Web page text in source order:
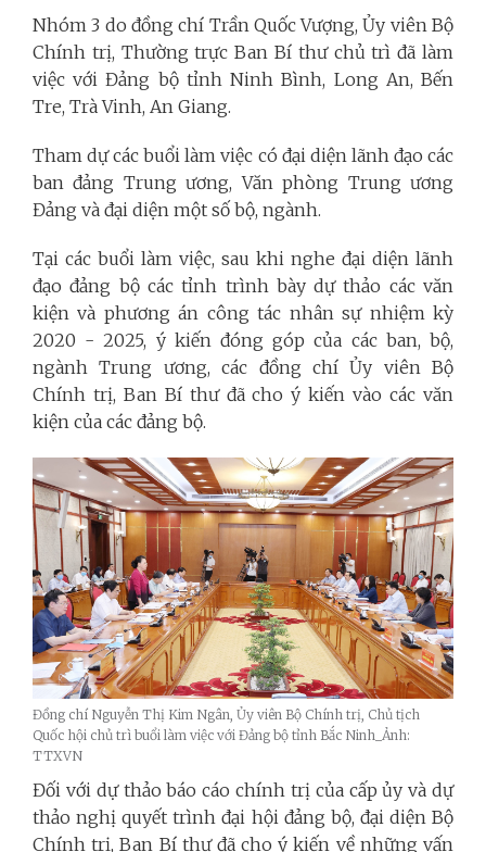
Nhóm 3 do đồng chí Trần Quốc Vượng, Ủy viên Bộ
Chính trị, Thường trực Ban Bí thư chủ trì đã làm
việc với Đảng bộ tỉnh Ninh Bình, Long An, Bến
Tre, Trà Vinh, An Giang.
Tham dự các buổi làm việc có đại diện lãnh đạo các
ban đảng Trung ương, Văn phòng Trung ương
Đảng và đại diện một số bộ, ngành.
Tại các buổi làm việc, sau khi nghe đại diện lãnh
đạo đảng bộ các tỉnh trình bày dự thảo các văn
kiện và phương án công tác nhân sự nhiệm kỳ
2020 - 2025, ý kiến đóng góp của các ban, bộ,
ngành Trung ương, các đồng chí Ủy viên Bộ
Chính trị, Ban Bí thư đã cho ý kiến vào các văn
kiện của các đảng bộ.
Đồng chí Nguyễn Thị Kim Ngân, Ủy viên Bộ Chính trị, Chủ tịch
Quốc hội chủ trì buổi làm việc với Đảng bộ tỉnh Bắc Ninh_Ảnh:
TTXVN
Đối với dự thảo báo cáo chính trị của cấp ủy và dự
thảo nghị quyết trình đại hội đảng bộ, đại diện Bộ
Chính trị, Ban Bí thư đã cho ý kiến về những vấn